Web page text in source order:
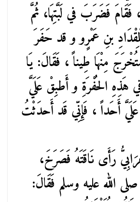
فَقَامَ فَضَرَبَ في لَبَّتِهَا، ثُمَّ
بنِ عَمْرٍو و قد حَفَرَ
مِنْهَا طِيناً ، فَقَالَ: يَا
هَذِهِ الحُفْرَةِ و أَطبِقْ عَلَيَّ
أَحَداً ، فَإِنِّي قَد أَحدَثْتُ
رَأَى نَاقَتَهُ فَصَرَخَ،
الله عليه وسلم فَقَالَ: